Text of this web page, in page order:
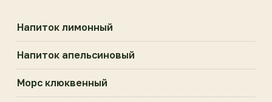
Напиток лимонный
Напиток апельсиновый
Морс клюквенный